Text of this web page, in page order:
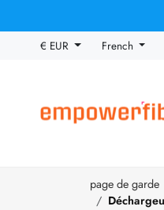
€ EUR
French
page de garde